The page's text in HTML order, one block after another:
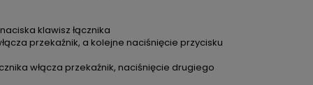
klawisz łącznika
przekaźnik, a kolejne naciśnięcie przycisku
włącza przekaźnik, naciśnięcie drugiego